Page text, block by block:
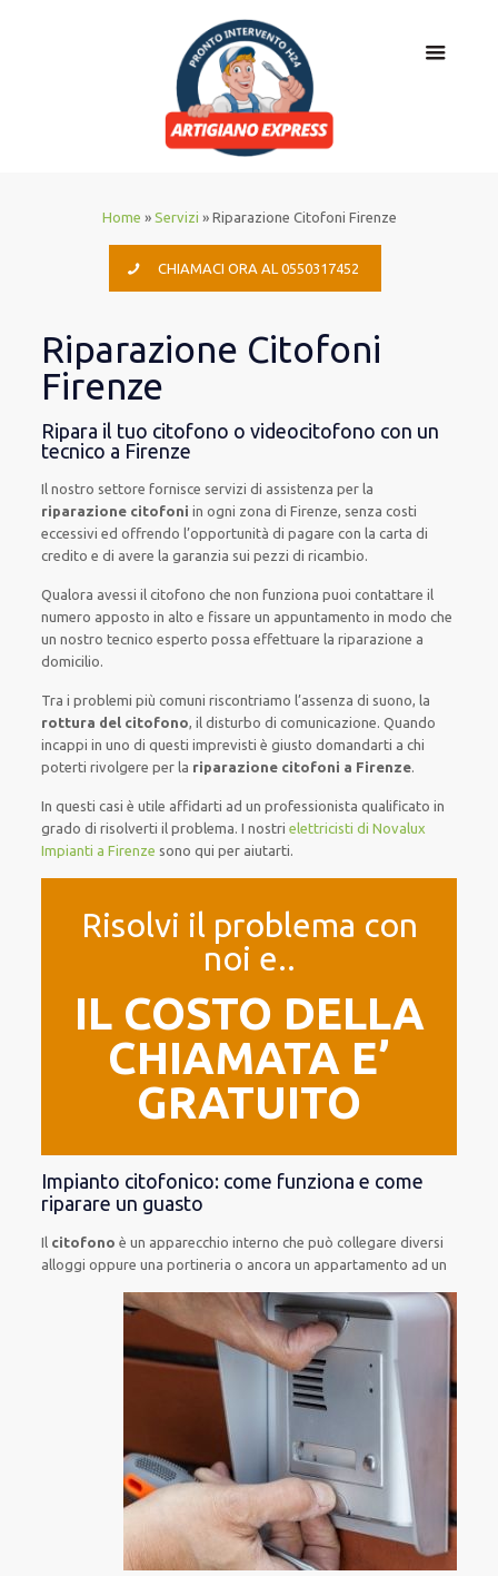
Home » Servizi » Riparazione Citofoni Firenze
CHIAMACI ORA AL 0550317452
Riparazione Citofoni
Firenze
Ripara il tuo citofono o videocitofono con un
tecnico a Firenze
Il nostro settore fornisce servizi di assistenza per la
riparazione citofoni in ogni zona di Firenze, senza costi
eccessivi ed offrendo l’opportunità di pagare con la carta di
credito e di avere la garanzia sui pezzi di ricambio.
Qualora avessi il citofono che non funziona puoi contattare il
numero apposto in alto e fissare un appuntamento in modo che
un nostro tecnico esperto possa effettuare la riparazione a
domicilio.
Tra i problemi più comuni riscontriamo l’assenza di suono, la
rottura del citofono, il disturbo di comunicazione. Quando
incappi in uno di questi imprevisti è giusto domandarti a chi
poterti rivolgere per la riparazione citofoni a Firenze.
In questi casi è utile affidarti ad un professionista qualificato in
grado di risolverti il problema. I nostrielettricisti di Novalux
Impianti a Firenze sono qui per aiutarti.
Risolvi il problema con
noi e..
IL COSTO DELLA
CHIAMATA E’
GRATUITO
Impianto citofonico: come funziona e come
riparare un guasto
Il citofono è un apparecchio interno che può collegare diversi
alloggi oppure una portineria o ancora un appartamento ad un